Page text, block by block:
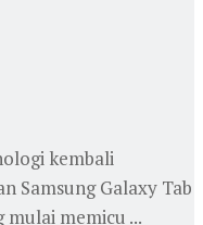
kembali
Samsung Galaxy Tab
memicu ...